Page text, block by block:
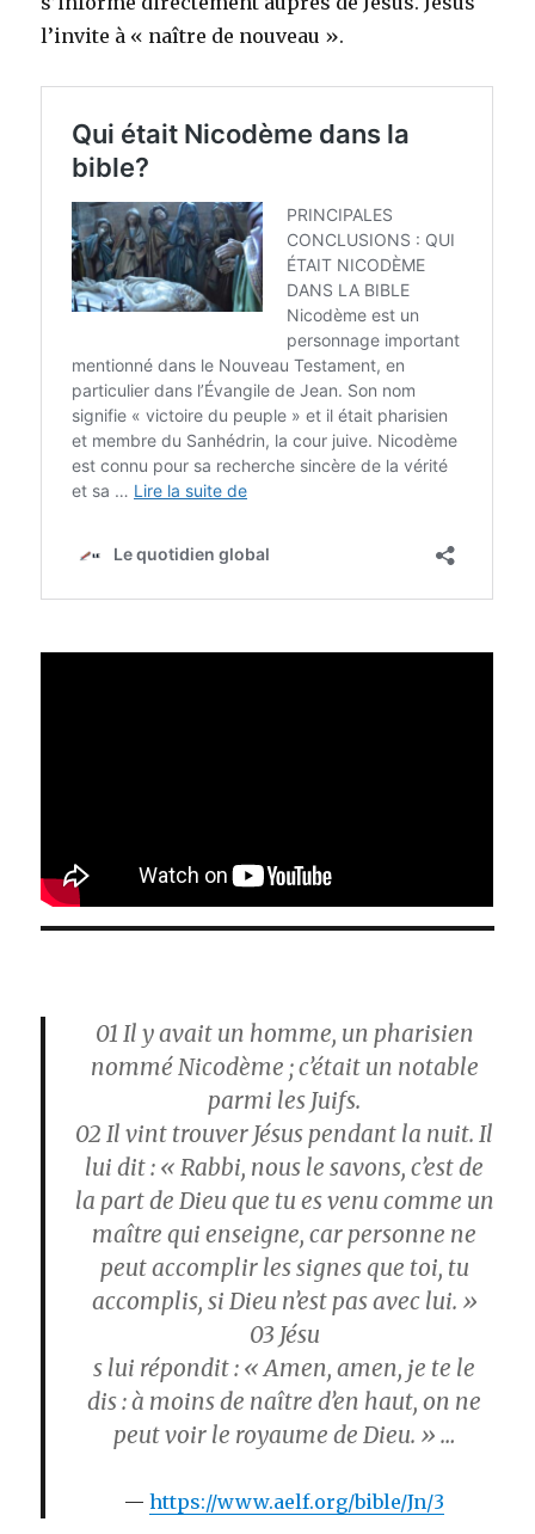
l’invite à « naître de nouveau ».
01 Il y avait un homme, un pharisien
nommé Nicodème ; c’était un notable
parmi les Juifs.
02 Il vint trouver Jésus pendant la nuit. Il
lui dit : « Rabbi, nous le savons, c’est de
la part de Dieu que tu es venu comme un
maître qui enseigne, car personne ne
peut accomplir les signes que toi, tu
accomplis, si Dieu n’est pas avec lui. »
03 Jésu
s lui répondit : « Amen, amen, je te le
dis : à moins de naître d’en haut, on ne
peut voir le royaume de Dieu. » …
https://www.aelf.org/bible/Jn/3